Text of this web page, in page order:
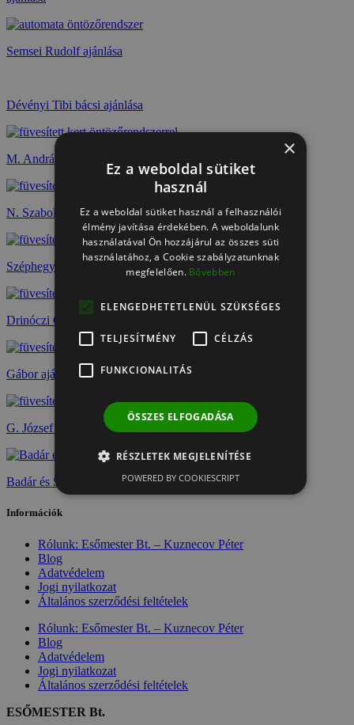
Semsei Rudolf ajánlása
Dévényi Tibi bácsi ajánlása
M. András ajánlása
N. Szabolcs ajánlása
Széphegyi Szabolcs ajánlása
Drinóczi Csaba ajánlása
Gábor ajánlása
G. József ajánlása
Badár és Szőke ajánlása
Információk
Rólunk: Esőmester Bt. – Kuznecov Péter
Blog
Adatvédelem
Jogi nyilatkozat
Általános szerződési feltételek
Rólunk: Esőmester Bt. – Kuznecov Péter
Blog
Adatvédelem
Jogi nyilatkozat
Általános szerződési feltételek
ESŐMESTER Bt.
×
Ez a weboldal sütiket
használ
Ez a weboldal sütiket használ a felhasználói
élmény javítása érdekében. A weboldalunk
használatával Ön hozzájárul az összes süti
használatához, a Cookie szabályzatunknak
megfelelően. Bővebben
ELENGEDHETETLENÜL SZÜKSÉGES
TELJESÍTMÉNY CÉLZÁS
FUNKCIONALITÁS
ÖSSZES ELFOGADÁSA
RÉSZLETEK MEGJELENÍTÉSE
POWERED BY COOKIESCRIPT